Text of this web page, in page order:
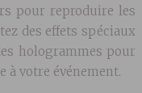
pour reproduire les
des effets spéciaux
hologrammes pour
à votre événement.